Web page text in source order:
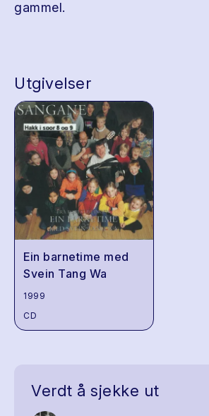
gammel.
Utgivelser
Ein barnetime med
Svein Tang Wa
1999
CD
Verdt å sjekke ut